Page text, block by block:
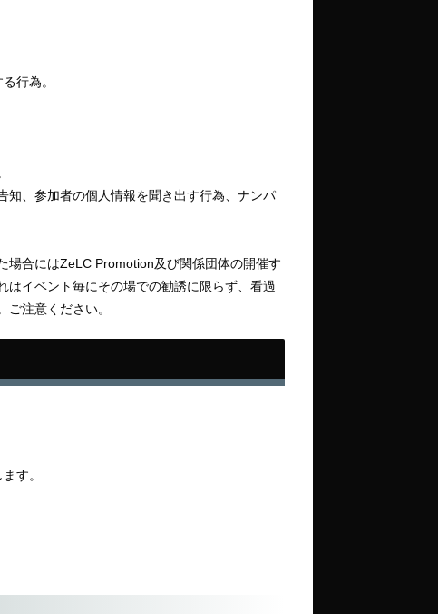
行為。
知、参加者の個人情報を聞き出す行為、ナンパ
場合にはZeLC Promotion及び関係団体の開催す
はイベント毎にその場での勧誘に限らず、看過
注意ください。
す。